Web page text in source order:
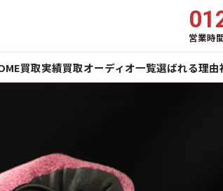
営業時
買取実績買取オーディオ一覧選ばれる理由